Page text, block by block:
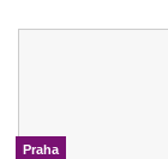
Praha